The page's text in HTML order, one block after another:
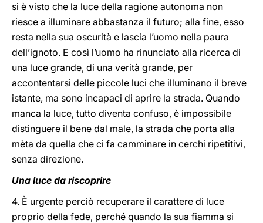
si è visto che la luce della ragione autonoma non
riesce a illuminare abbastanza il futuro; alla fine, esso
resta nella sua oscurità e lascia l’uomo nella paura
dell’ignoto. E così l’uomo ha rinunciato alla ricerca di
una luce grande, di una verità grande, per
accontentarsi delle piccole luci che illuminano il breve
istante, ma sono incapaci di aprire la strada. Quando
manca la luce, tutto diventa confuso, è impossibile
distinguere il bene dal male, la strada che porta alla
mèta da quella che ci fa camminare in cerchi ripetitivi,
senza direzione.
Una luce da riscoprire
4. È urgente perciò recuperare il carattere di luce
proprio della fede, perché quando la sua fiamma si